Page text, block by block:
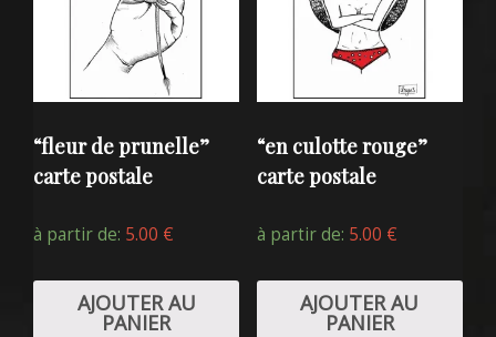
“fleur de prunelle”
carte postale
à partir de: 5.00 €
AJOUTER AU
PANIER
“en culotte rouge”
carte postale
à partir de: 5.00 €
AJOUTER AU
PANIER